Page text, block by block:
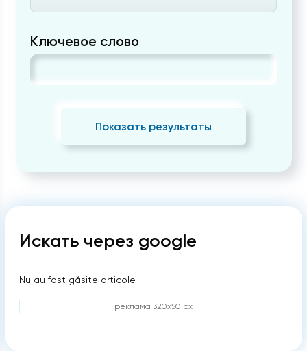
Ключевое слово
Показать результаты
Искать через google
Nu au fost găsite articole.
реклама 320x50 px